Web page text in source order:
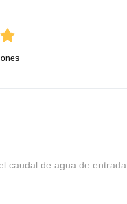
caudal de agua de entrada